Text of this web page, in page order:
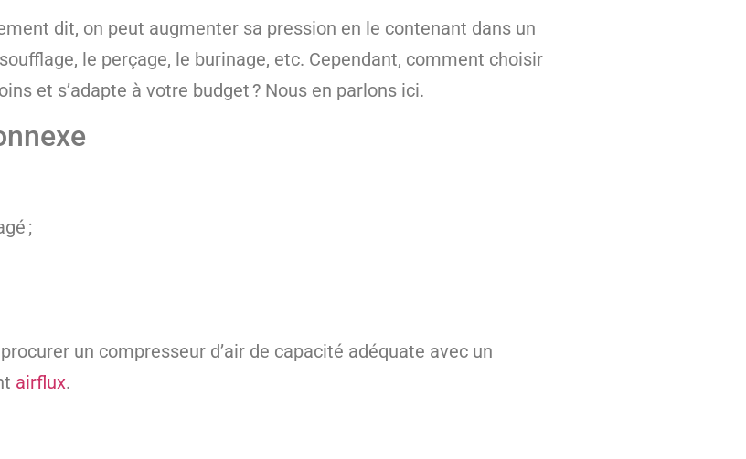
dit, on peut augmenter sa pression en le contenant dans un
le perçage, le burinage, etc. Cependant, comment choisir
et s’adapte à votre budget ? Nous en parlons ici.
;
un compresseur d’air de capacité adéquate avec un
airflux.